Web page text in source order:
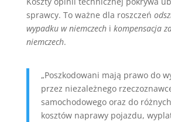
sprawcy. To ważne dla roszczeń
wypadku w niemczechi kompensacja
niemczech.
„Poszkodowani mają prawo do
przez niezależnego
samochodowego oraz do
kosztów naprawy pojazdu,